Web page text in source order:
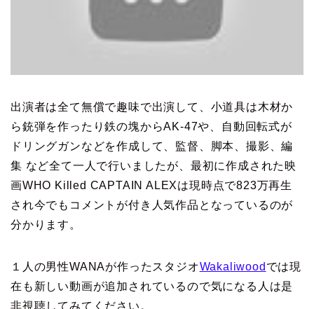
出演者は全て無償で趣味で出演して、小道具は木材か
ら銃弾を作ったり鉄の塊からAK-47や、自動回転式が
ドリングガンなどを作成して、監督、脚本、撮影、編
集 など全て一人で行いましたが、最初に作成された映
画WHO Killed CAPTAIN ALEXは現時点で823万再生
され今でもコメントが付き人気作品となっているのが
分かります。
１人の男性WANAが作ったスタジオWakaliwood では現
在も新しい動画が追加されているので気になる人は是
非視聴してみてください。